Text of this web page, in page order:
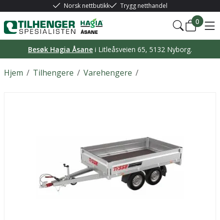
Norsk nettbutikk Trygg netthandel
0
Besøk Hagia Åsane i Litleåsveien 65, 5132 Nyborg.
/
Hjem /
Tilhengere /
Varehengere